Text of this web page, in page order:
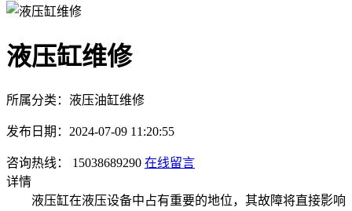
液压缸维修
所属分类：液压油缸维修
发布日期：2024-07-09 11:20:55
咨询热线： 15038689290 在线留言
详情
液压缸在液压设备中占有重要的地位，其故障将直接影响